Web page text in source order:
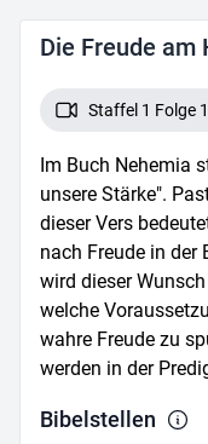
Die Freude am
Staffel 1 Folge
Im Buch Nehemia
unsere Stärke".
dieser Vers
nach Freude in der
wird dieser
welche
wahre Freude zu
werden in der
Bibelstellen